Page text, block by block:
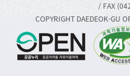
/ FAX
COPYRIGHT DAEDEOK-GU